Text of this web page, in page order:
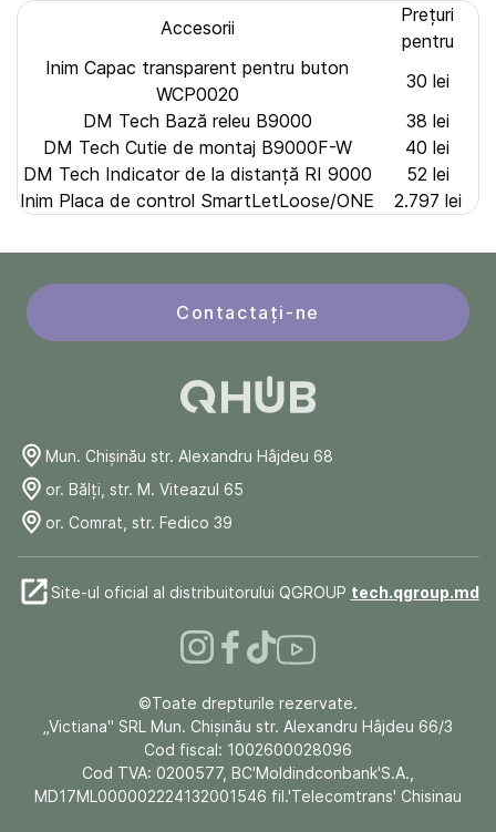
Accesorii
Prețuri
pentru
Inim Capac transparent pentru buton
WCP0020
30 lei
DM Tech Bază releu B9000
38 lei
DM Tech Cutie de montaj B9000F-W
40 lei
DM Tech Indicator de la distanță RI 9000
52 lei
Inim Placa de control SmartLetLoose/ONE
2.797 lei
Contactați-ne
Mun. Chişinău str. Alexandru Hâjdeu 68
or. Bălți, str. M. Viteazul 65
or. Comrat, str. Fedico 39
Site-ul oficial al distribuitorului QGROUP tech.qgroup.md
©Toate drepturile rezervate.
„Victiana" SRL Mun. Chişinău str. Alexandru Hâjdeu 66/3
Cod fiscal: 1002600028096
Cod TVA: 0200577, BC'Moldindconbank'S.A.,
MD17ML000002224132001546 fil.'Telecomtrans' Chisinau